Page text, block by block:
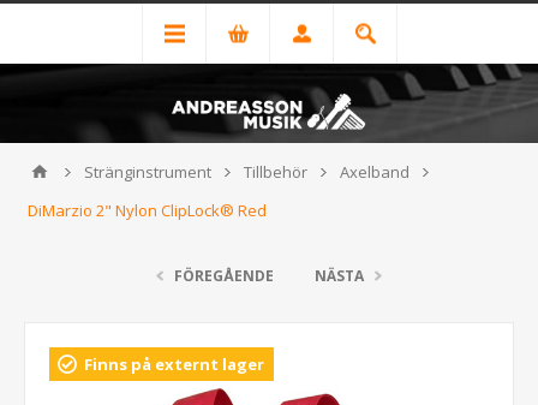
Stränginstrument Tillbehör
Axelband
DiMarzio 2" Nylon ClipLock® Red
FÖREGÅENDE NÄSTA
Finns på externt lager